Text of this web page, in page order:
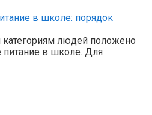
в школе: порядок
людей положено
питание в школе. Для